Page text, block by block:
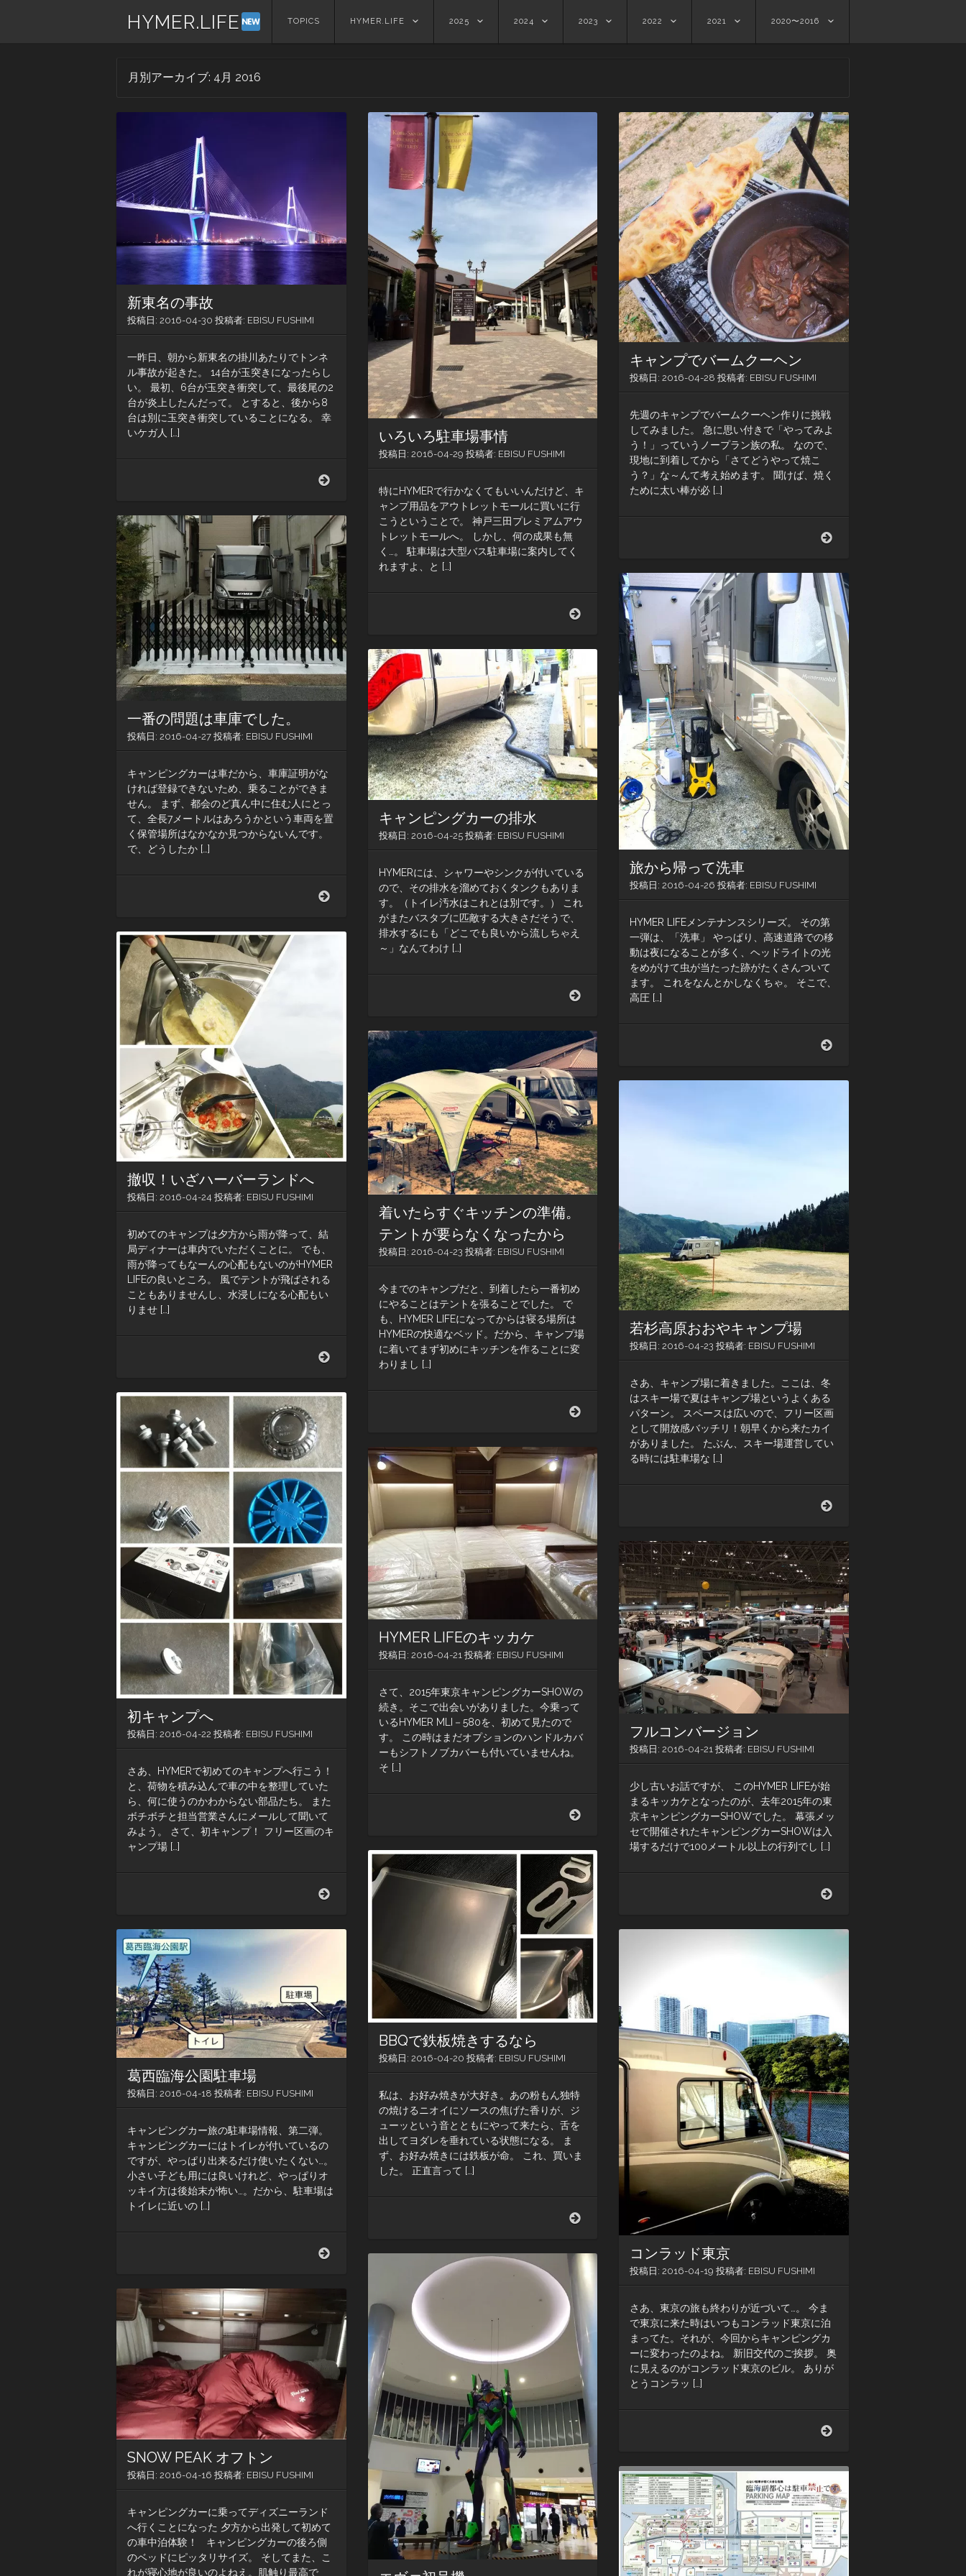
HYMER.LIFE
コ
ス
TOPICS HYMER.LIFE 2025 2024 2023 2022 2021 2020〜2016
月別アーカイブ: 4月 2016
新東名の事故
投稿日: 2016-04-30 投稿者: EBISU FUSHIMI
一昨日、朝から新東名の掛川あたりでトンネ
ル事故が起きた。 14台が玉突きになったらし
い。 最初、6台が玉突き衝突して、最後尾の2
台が炎上したんだって。 とすると、後から8
台は別に玉突き衝突していることになる。 幸
いケガ人 […]
の
事
故
いろいろ駐車場事情
投稿日: 2016-04-29 投稿者: EBISU FUSHIMI
特にHYMERで行かなくてもいいんだけど、キ
ャンプ用品をアウトレットモールに買いに行
こうということで。 神戸三田プレミアムアウ
トレットモールへ。 しかし、何の成果も無
く…。 駐車場は大型バス駐車場に案内してく
れますよ、と […]
ろ
車
場
事
情
キャンプでバームクーヘン
投稿日:2016-04-28 投稿者: EBISU FUSHIMI
先週のキャンプでバームクーヘン作りに挑戦
してみました。 急に思い付きで「やってみよ
う！」っていうノープラン族の私。 なので、
現地に到着してから「さてどうやって焼こ
う？」な～んて考え始めます。 聞けば、焼く
ために太い棒が必 […]
プ
で
バ
ー
ム
ク
ー
ヘ
ン
一番の問題は車庫でした。
投稿日: 2016-04-27 投稿者: EBISU FUSHIMI
キャンピングカーは車だから、車庫証明がな
ければ登録できないため、乗ることができま
せん。 まず、都会のど真ん中に住む人にとっ
て、全長7メートルはあろうかという車両を置
く保管場所はなかなか見つからないんです。
で、どうしたか […]
問
旅から帰って洗車
投稿日:2016-04-26 投稿者: EBISU FUSHIMI
HYMER LIFEメンテナンスシリーズ。 その第
一弾は、「洗車」 やっぱり、高速道路での移
動は夜になることが多く、ヘッドライトの光
をめがけて虫が当たった跡がたくさんついて
ます。 これをなんとかしなくちゃ。 そこで、
高圧 […]
帰
キャンピングカーの排水
投稿日: 2016-04-25投稿者: EBISU FUSHIMI
HYMERには、シャワーやシンクが付いている
ので、その排水を溜めておくタンクもありま
す。（トイレ汚水はこれとは別です。） これ
がまたバスタブに匹敵する大きさだそうで、
排水するにも「どこでも良いから流しちゃえ
～」なんてわけ […]
ピ
ン
カ
ー
の
排
水
撤収！いざハーバーランドへ
投稿日: 2016-04-24 投稿者: EBISU FUSHIMI
初めてのキャンプは夕方から雨が降って、結
局ディナーは車内でいただくことに。 でも、
雨が降ってもなーんの心配もないのがHYMER
LIFEの良いところ。 風でテントが飛ばされる
こともありませんし、水浸しになる心配もい
りませ […]
ざ
ハ
ー
バ
ー
ラ
へ
着いたらすぐキッチンの準備。
テントが要らなくなったから
投稿日: 2016-04-23 投稿者: EBISU FUSHIMI
今までのキャンプだと、到着したら一番初め
にやることはテントを張ることでした。 で
も、HYMER LIFEになってからは寝る場所は
HYMERの快適なベッド。だから、キャンプ場
に着いてまず初めにキッチンを作ることに変
わりまし […]
ら
す
ぐ
キ
チ
ン
の
準
備。
テ
ン
ト
な
若杉高原おおやキャンプ場
投稿日:2016-04-23 投稿者: EBISU FUSHIMI
さあ、キャンプ場に着きました。ここは、冬
はスキー場で夏はキャンプ場というよくある
パターン。 スペースは広いので、フリー区画
として開放感バッチリ！朝早くから来たカイ
がありました。 たぶん、スキー場運営してい
る時には駐車場な […]
原
お
お
や
キ
ャ
ン
プ
場
初キャンプへ
投稿日: 2016-04-22 投稿者: EBISU FUSHIMI
さあ、HYMERで初めてのキャンプへ行こう！
と、荷物を積み込んで車の中を整理していた
ら、何に使うのかわからない部品たち。 また
ボチボチと担当営業さんにメールして聞いて
みよう。 さて、初キャンプ！ フリー区画のキ
ャンプ場 […]
ン
HYMER LIFEのキッカケ
投稿日: 2016-04-21投稿者: EBISU FUSHIMI
さて、2015年東京キャンピングカーSHOWの
続き。そこで出会いがありました。今乗って
いるHYMER MLI－580を、初めて見たので
す。 この時はまだオプションのハンドルカバ
ーもシフトノブカバーも付いていませんね。
そ […]
キ
ッ
カ
ケ
フルコンバージョン
投稿日:2016-04-21 投稿者: EBISU FUSHIMI
少し古いお話ですが、 このHYMER LIFEが始
まるキッカケとなったのが、去年2015年の東
京キャンピングカーSHOWでした。 幕張メッ
セで開催されたキャンピングカーSHOWは入
場するだけで100メートル以上の行列でし […]
ン
ジ
BBQで鉄板焼きするなら
投稿日: 2016-04-20 投稿者: EBISU FUSHIMI
私は、お好み焼きが大好き。あの粉もん独特
の焼けるニオイにソースの焦げた香りが、ジ
ューッという音とともにやって来たら、舌を
出してヨダレを垂れている状態になる。 ま
ず、お好み焼きには鉄板が命。 これ、買いま
した。 正直言って […]
板
ら
コンラッド東京
投稿日:2016-04-19 投稿者: EBISU FUSHIMI
さあ、東京の旅も終わりが近づいて…。 今ま
で東京に来た時はいつもコンラッド東京に泊
まってた。それが、今回からキャンピングカ
ーに変わったのよね。 新旧交代のご挨拶。 奥
に見えるのがコンラッド東京のビル。 ありが
とうコンラッ […]
ッ
ド
東
京
葛西臨海公園駐車場
投稿日: 2016-04-18 投稿者: EBISU FUSHIMI
キャンピングカー旅の駐車場情報、第二弾。
キャンピングカーにはトイレが付いているの
ですが、やっぱり出来るだけ使いたくない…。
小さい子ども用には良いけれど、やっぱりオ
ッキイ方は後始末が怖い…。だから、駐車場は
トイレに近いの […]
園
駐
車
場
SNOW PEAK オフトン
投稿日: 2016-04-16 投稿者: EBISU FUSHIMI
キャンピングカーに乗ってディズニーランド
へ行くことになった 夕方から出発して初めて
の車中泊体験！ キャンピングカーの後ろ側
のベッドにピッタリサイズ。 そしてまた、こ
れが寝心地が良いのよねえ。肌触り最高で